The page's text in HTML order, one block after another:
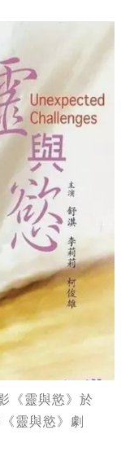
《靈與慾》於
靈與慾》劇